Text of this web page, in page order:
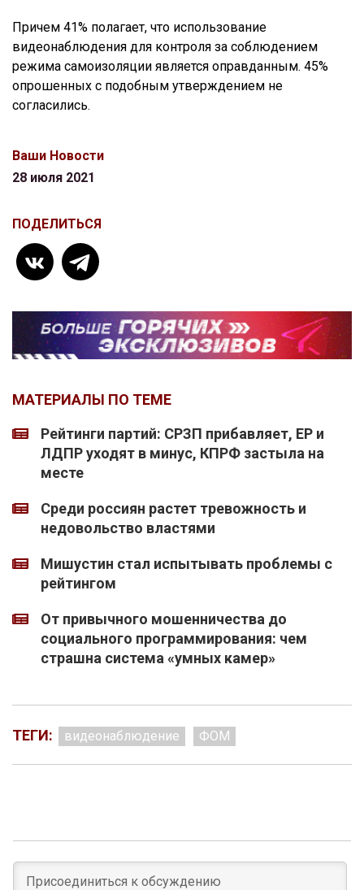
Причем 41% полагает, что использование
видеонаблюдения для контроля за соблюдением
режима самоизоляции является оправданным. 45%
опрошенных с подобным утверждением не
согласились.
Ваши Новости
28 июля 2021
ПОДЕЛИТЬСЯ
МАТЕРИАЛЫ ПО ТЕМЕ
Рейтинги партий: СРЗП прибавляет, ЕР и
ЛДПР уходят в минус, КПРФ застыла на
месте
Среди россиян растет тревожность и
недовольство властями
Мишустин стал испытывать проблемы с
рейтингом
От привычного мошенничества до
социального программирования: чем
страшна система «умных камер»
ТЕГИ: видеонаблюдение ФОМ